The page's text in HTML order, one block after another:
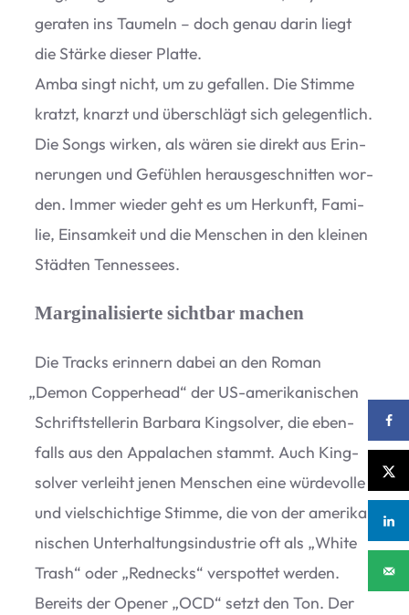
gera­ten ins Tau­meln – doch genau darin liegt
die Stärke die­ser Platte.
Amba singt nicht, um zu gefal­len. Die Stimme
kratzt, knarzt und über­schlägt sich gele­gent­lich.
Die Songs wir­ken, als wären sie direkt aus Erin­
ne­run­gen und Gefüh­len her­aus­ge­schnit­ten wor­
den. Immer wie­der geht es um Her­kunft, Fami­
lie, Ein­sam­keit und die Men­schen in den klei­nen
Städ­ten Tennessees.
Marginalisierte sichtbar machen
Die Tracks erin­nern dabei an den Roman
„Demon Cop­per­head“ der US-ame­ri­ka­ni­schen
Schrift­stel­le­rin Bar­bara King­sol­ver, die eben­
falls aus den Appa­la­chen stammt. Auch King­
sol­ver ver­leiht jenen Men­schen eine wür­de­volle
und viel­schich­tige Stimme, die von der ame­ri­ka­
ni­schen Unter­hal­tungs­in­dus­trie oft als „White
Trash“ oder „Red­necks“ ver­spot­tet wer­den.
Bereits der Ope­ner „OCD“ setzt den Ton. Der